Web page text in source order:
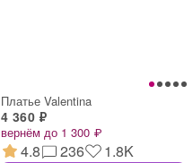
Платье Valentina
4 360 ₽
вернём до 1 300 ₽
4.8 236 1.8K